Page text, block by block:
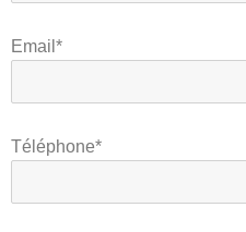
Email*
Téléphone*